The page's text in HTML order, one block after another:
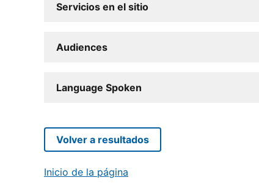
Servicios en el sitio
Audiences
Language Spoken
Volver a resultados
Inicio de la página